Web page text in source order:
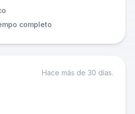
completo
Hace más de 30 días.